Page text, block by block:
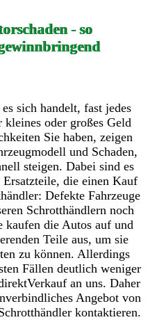
- so
sich handelt, fast jedes
oder großes Geld
Sie haben, zeigen
und Schaden,
steigen. Dabei sind es
Ersatzteile, die einen Kauf
Defekte Fahrzeuge
Schrotthändlern noch
kaufen die Autos auf und
Teile aus, um sie
zu können. Allerdings
Fällen deutlich weniger
an uns. Daher
Angebot von
kontaktieren.